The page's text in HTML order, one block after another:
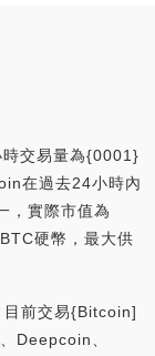
交易量為{0001}
在過去24小時內
，實際市值為
硬幣，最大供
目前交易{Bitcoin]
Deepcoin、